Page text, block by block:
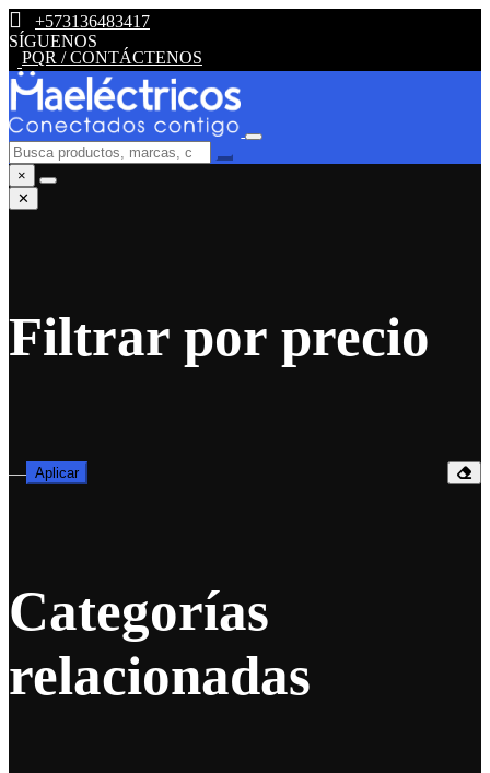
+573136483417
SÍGUENOS
PQR / CONTÁCTENOS
×
✕
Filtrar por precio
— Aplicar
Categorías
relacionadas